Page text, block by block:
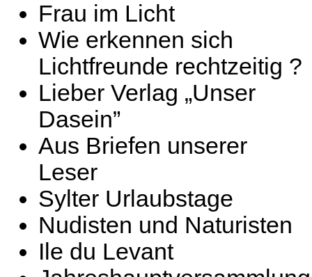
Frau im Licht
Wie erkennen sich
Lichtfreunde rechtzeitig ?
Lieber Verlag „Unser
Dasein”
Aus Briefen unserer
Leser
Sylter Urlaubstage
Nudisten und Naturisten
Ile du Levant